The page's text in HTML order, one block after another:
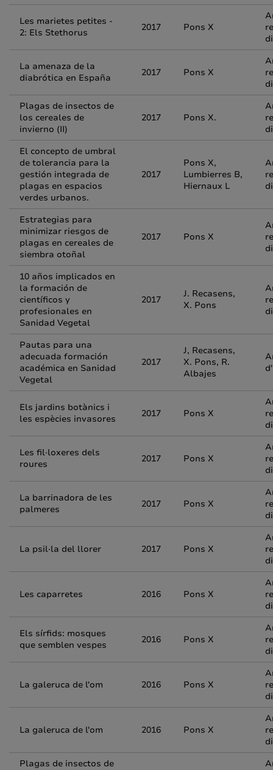
Les marietes petites -
2: Els Stethorus
2017 Pons X
La amenaza de la
diabrótica en España
2017 Pons X
Plagas de insectos de
los cereales de
invierno (II)
2017 Pons X.
El concepto de umbral
de tolerancia para la
gestión integrada de
plagas en espacios
verdes urbanos.
2017
Pons X,
Lumbierres B,
Hiernaux L
Estrategias para
minimizar riesgos de
plagas en cereales de
siembra otoñal
2017 Pons X
10 años implicados en
la formación de
científicos y
profesionales en
Sanidad Vegetal
2017
J. Recasens,
X. Pons
Pautas para una
adecuada formación
académica en Sanidad
Vegetal
2017
J, Recasens,
X. Pons, R.
Albajes
Els jardins botànics i
les espècies invasores
2017 Pons X
Les fil·loxeres dels
roures
2017 Pons X
La barrinadora de les
palmeres
2017 Pons X
La psil·la del llorer 2017 Pons X
Les caparretes 2016 Pons X
Els sírfids: mosques
que semblen vespes
2016 Pons X
La galeruca de l'om 2016 Pons X
La galeruca de l'om 2016 Pons X
Plagas de insectos de